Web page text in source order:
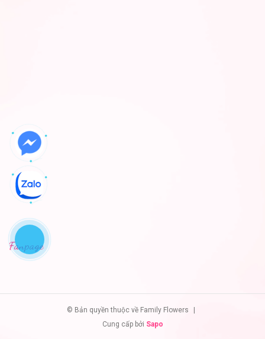
Fanpage
© Bản quyền thuộc về Family Flowers
|
Cung cấp bởi Sapo